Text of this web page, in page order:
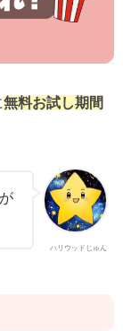
無料お試し期間
ハリウッドじゅん